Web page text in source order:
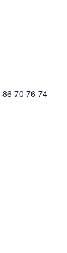
70 76 74 –